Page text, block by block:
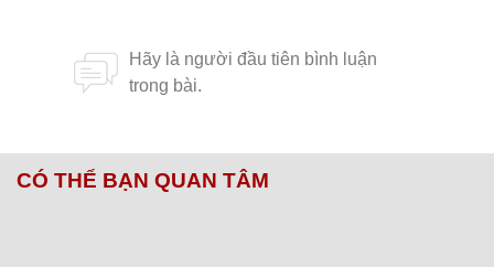
CÓ THỂ BẠN QUAN TÂM